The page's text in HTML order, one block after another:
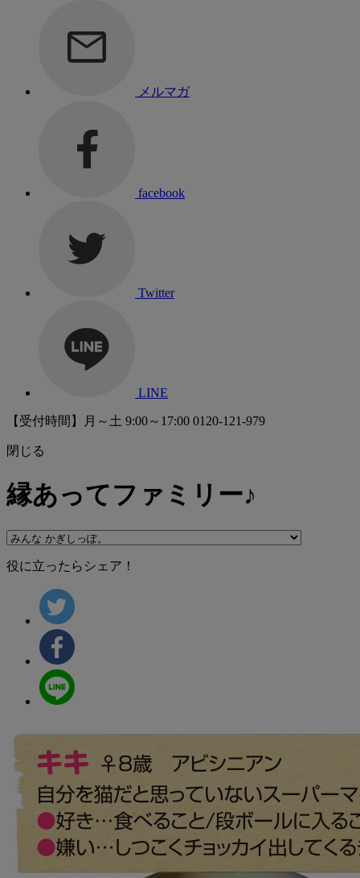
メルマガ
facebook
Twitter
LINE
【受付時間】月～土 9:00～17:00 0120-121-979
閉じる
縁あってファミリー♪
役に立ったらシェア！